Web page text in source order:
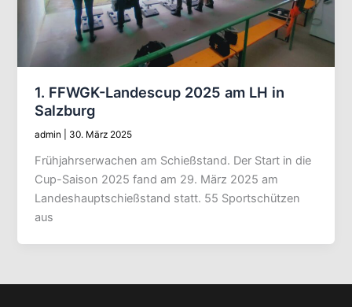
1. FFWGK-Landescup 2025 am LH in
Salzburg
admin 30. März 2025
Frühjahrserwachen am Schießstand. Der Start in die
Cup-Saison 2025 fand am 29. März 2025 am
Landeshauptschießstand statt. 55 Sportschützen
aus